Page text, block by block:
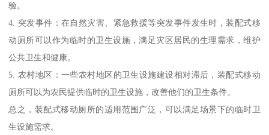
验。
4. 突发事件：在自然灾害、紧急救援等突发事件发生时，装配式移
动厕所可以作为临时的卫生设施，满足灾区居民的生理需求，维护
公共卫生和健康。
5. 农村地区：一些农村地区的卫生设施建设相对滞后，装配式移动
厕所可以为农民提供临时的卫生设施，改善他们的卫生条件。
总之，装配式移动厕所的适用范围广泛，可以满足场景下的临时卫
生设施需求。